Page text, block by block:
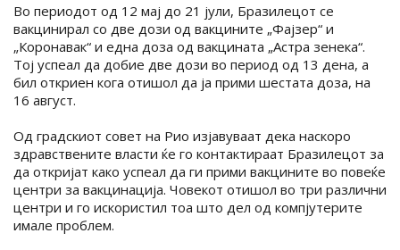
Во периодот од 12 мај до 21 јули, Бразилецот се
вакцинирал со две дози од вакцините „Фајзер“ и
„Коронавак“ и една доза од вакцината „Астра зенека“.
Тој успеал да добие две дози во период од 13 дена, а
бил откриен кога отишол да ја прими шестата доза, на
16 август.
Од градскиот совет на Рио изјавуваат дека наскоро
здравствените власти ќе го контактираат Бразилецот за
да откријат како успеал да ги прими вакцините во повеќе
центри за вакцинација. Човекот отишол во три различни
центри и го искористил тоа што дел од компјутерите
имале проблем.